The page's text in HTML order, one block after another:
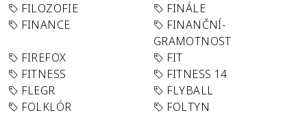
FILOZOFIE
FINÁLE
FINANCE
FINANČNÍ-
GRAMOTNOST
FIREFOX
FIT
FITNESS
FITNESS 14
FLEGR
FLYBALL
FOLKLÓR
FOLTYN